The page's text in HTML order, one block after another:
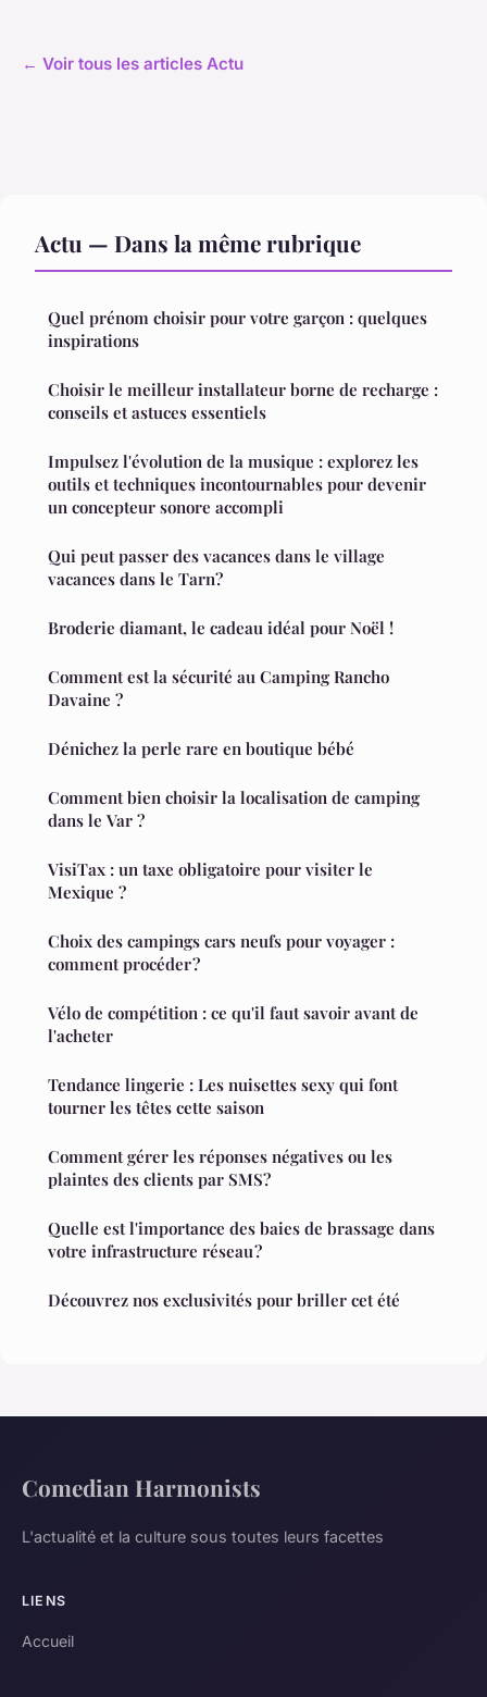
← Voir tous les articles Actu
Actu — Dans la même rubrique
Quel prénom choisir pour votre garçon : quelques
inspirations
Choisir le meilleur installateur borne de recharge :
conseils et astuces essentiels
Impulsez l'évolution de la musique : explorez les
outils et techniques incontournables pour devenir
un concepteur sonore accompli
Qui peut passer des vacances dans le village
vacances dans le Tarn?
Broderie diamant, le cadeau idéal pour Noël !
Comment est la sécurité au Camping Rancho
Davaine ?
Dénichez la perle rare en boutique bébé
Comment bien choisir la localisation de camping
dans le Var ?
VisiTax : un taxe obligatoire pour visiter le
Mexique ?
Choix des campings cars neufs pour voyager :
comment procéder ?
Vélo de compétition : ce qu'il faut savoir avant de
l'acheter
Tendance lingerie : Les nuisettes sexy qui font
tourner les têtes cette saison
Comment gérer les réponses négatives ou les
plaintes des clients par SMS?
Quelle est l'importance des baies de brassage dans
votre infrastructure réseau ?
Découvrez nos exclusivités pour briller cet été
Comedian Harmonists
L'actualité et la culture sous toutes leurs facettes
LIENS
Accueil